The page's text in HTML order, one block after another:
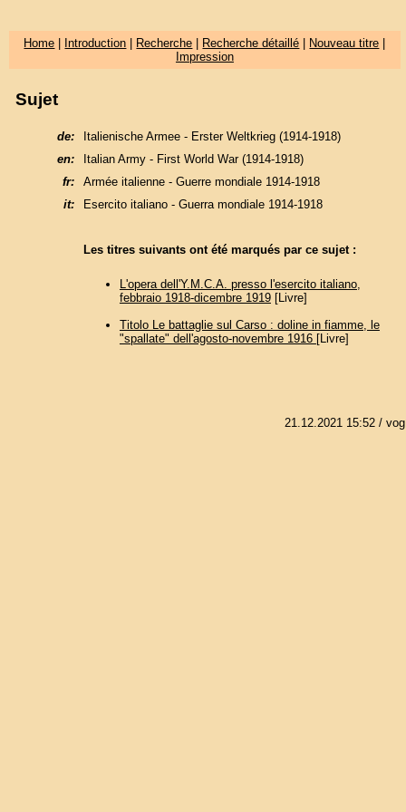
Home Introduction Recherche Recherche détaillé Nouveau titre
Impression
Sujet
de:
Italienische Armee - Erster Weltkrieg (1914-1918)
en:
Italian Army - First World War (1914-1918)
fr:
Armée italienne - Guerre mondiale 1914-1918
it:
Esercito italiano - Guerra mondiale 1914-1918
Les titres suivants ont été marqués par ce sujet :
L'opera dell'Y.M.C.A. presso l'esercito italiano,
febbraio 1918-dicembre 1919[Livre]
Titolo Le battaglie sul Carso : doline in fiamme, le
"spallate" dell'agosto-novembre 1916 [Livre]
21.12.2021 15:52/ vog